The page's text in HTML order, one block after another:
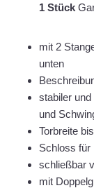
1 Stück
mit 2
unten
stabiler
und
Torbreite
Schloss für
schließbar
mit